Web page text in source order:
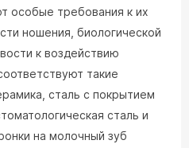
особые требования к их
ношения, биологической
к воздействию
такие
сталь с покрытием
сталь и
на молочный зуб